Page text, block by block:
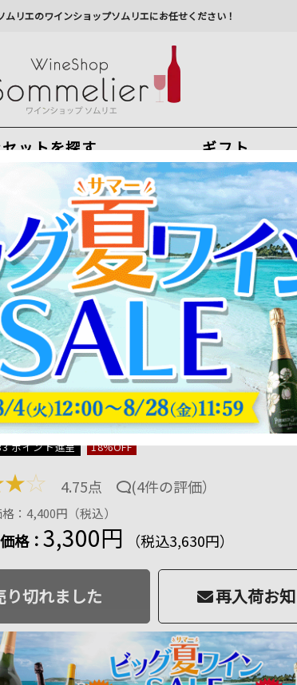
リエのワインショップソムリエにお任せください！
ットを探す ギフト
から注文で最短8月8日(土)出荷
スケジュールについてはこちらをクリ
遅れが生じております。最新情報は佐川急
ビュクシー 2023年 フランス ブルゴーニュ 白ワイン
が冴える、高コスパのブルゴーニュ・シャルドネ
・ビュイ・ブルゴーニュ・シャルドネ
ランス ブルゴーニュ 白ワイン 750ml
ポイント進呈 18%OFF
★☆ 4.75点 (4件の評価）
：4,400円（税込）
格：3,300円 （税込3,630円）
り切れました 再入荷お